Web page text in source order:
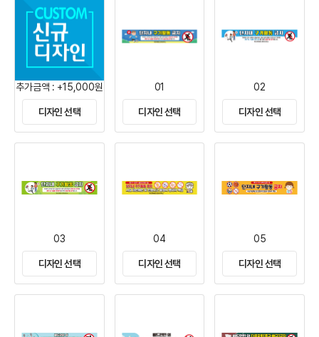
추가금액 : +15,000원
디자인 선택
01
디자인 선택
02
디자인 선택
03
디자인 선택
04
디자인 선택
05
디자인 선택